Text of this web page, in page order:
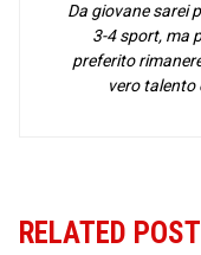
Da giovane sarei
3-4 sport, ma
preferito
vero talento
RELATED